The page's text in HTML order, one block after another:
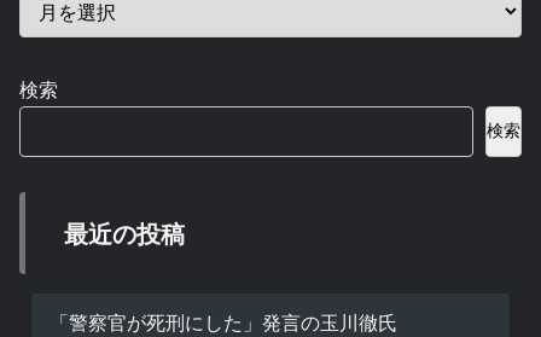
検索
検索
最近の投稿
「警察官が死刑にした」発言の玉川徹氏